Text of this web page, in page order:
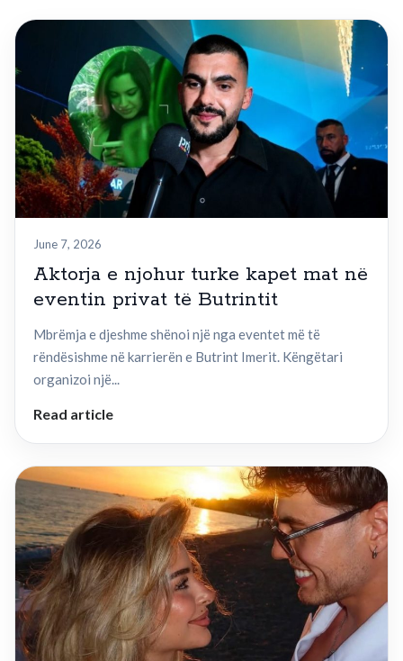
June 7, 2026
Aktorja e njohur turke kapet mat në
eventin privat të Butrintit
Mbrëmja e djeshme shënoi një nga eventet më të
rëndësishme në karrierën e Butrint Imerit. Këngëtari
organizoi një...
Read article